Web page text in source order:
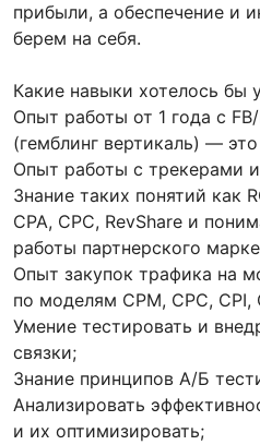
прибыли, а обеспечение и
берем на себя.
Какие навыки хотелось бы
Опыт работы от 1 года с
(гемблинг вертикаль) —
Опыт работы с трекерами
Знание таких понятий как
CPA, CPC, RevShare и
работы партнерского
Опыт закупок трафика на
по моделям CPM, CPC, CPI,
Умение тестировать и
связки;
Знание принципов А/Б
Анализировать
и их оптимизировать;